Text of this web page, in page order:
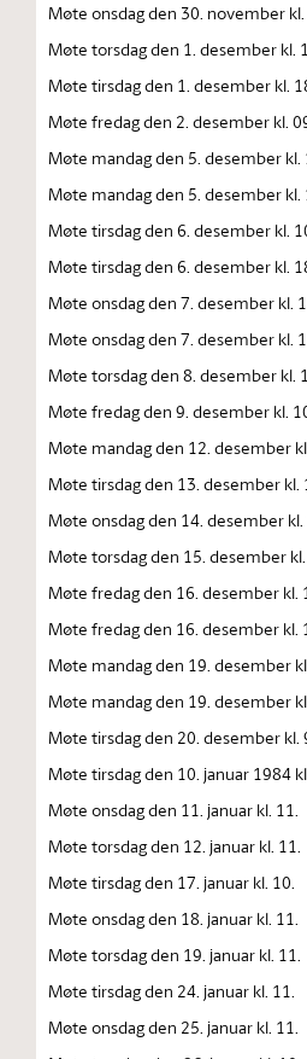
Møte onsdag den 30. november kl.
Møte torsdag den 1. desember kl.
Møte tirsdag den 1. desember kl.
Møte fredag den 2. desember kl.
Møte mandag den 5. desember kl.
Møte mandag den 5. desember kl.
Møte tirsdag den 6. desember kl.
Møte tirsdag den 6. desember kl.
Møte onsdag den 7. desember kl.
Møte onsdag den 7. desember kl.
Møte torsdag den 8. desember kl.
Møte fredag den 9. desember kl.
Møte mandag den 12. desember
Møte tirsdag den 13. desember kl.
Møte onsdag den 14. desember kl.
Møte torsdag den 15. desember
Møte fredag den 16. desember kl.
Møte fredag den 16. desember kl.
Møte mandag den 19. desember
Møte mandag den 19. desember
Møte tirsdag den 20. desember kl.
Møte tirsdag den 10. januar 1984
Møte onsdag den 11. januar kl. 11.
Møte torsdag den 12. januar kl. 11.
Møte tirsdag den 17. januar kl. 10.
Møte onsdag den 18. januar kl. 11.
Møte torsdag den 19. januar kl. 11.
Møte tirsdag den 24. januar kl. 11.
Møte onsdag den 25. januar kl. 11.